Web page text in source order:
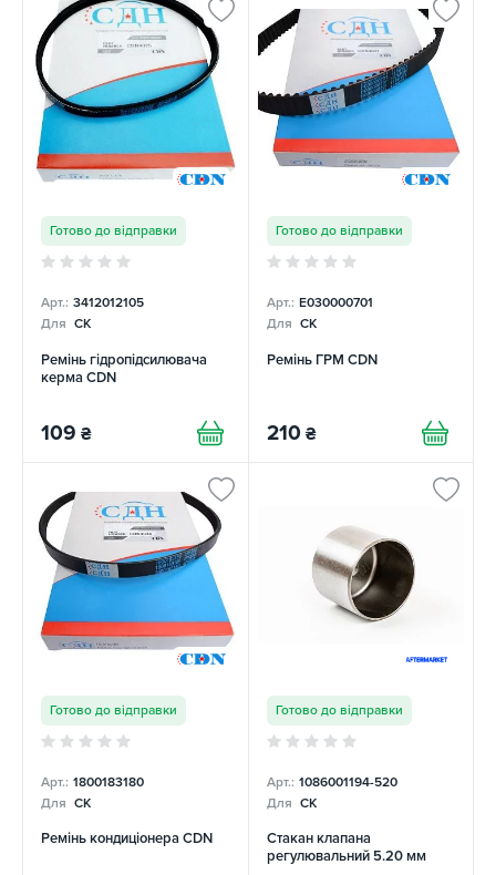
Готово до відправки
Арт.: 3412012105
Для CK
Ремінь гідропідсилювача
керма CDN
109 ₴
Готово до відправки
Арт.: E030000701
Для CK
Ремінь ГРМ CDN
210 ₴
Готово до відправки
Арт.: 1800183180
Для CK
Ремінь кондиціонера CDN
Готово до відправки
Арт.: 1086001194-520
Для CK
Стакан клапана
регулювальний 5.20 мм